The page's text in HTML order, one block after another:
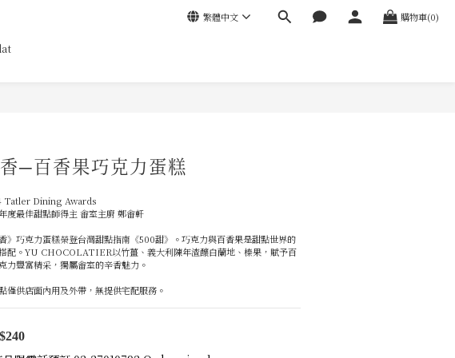
繁體中文 購物車(0)
─百香果巧克力蛋糕
Tatler Dining Awards
度最佳甜點師得主 畬室主廚 鄭畬軒
香》巧克力蛋糕榮登台灣甜點指南《500甜》。巧克力與百香果是甜點世界的
配。YU CHOCOLATIER以竹薑、義大利陳年渣釀白蘭地、榛果，賦予百
力豐富精采，獨屬畬室的辛香魅力。
僅供店面內用及外帶，無提供宅配服務。